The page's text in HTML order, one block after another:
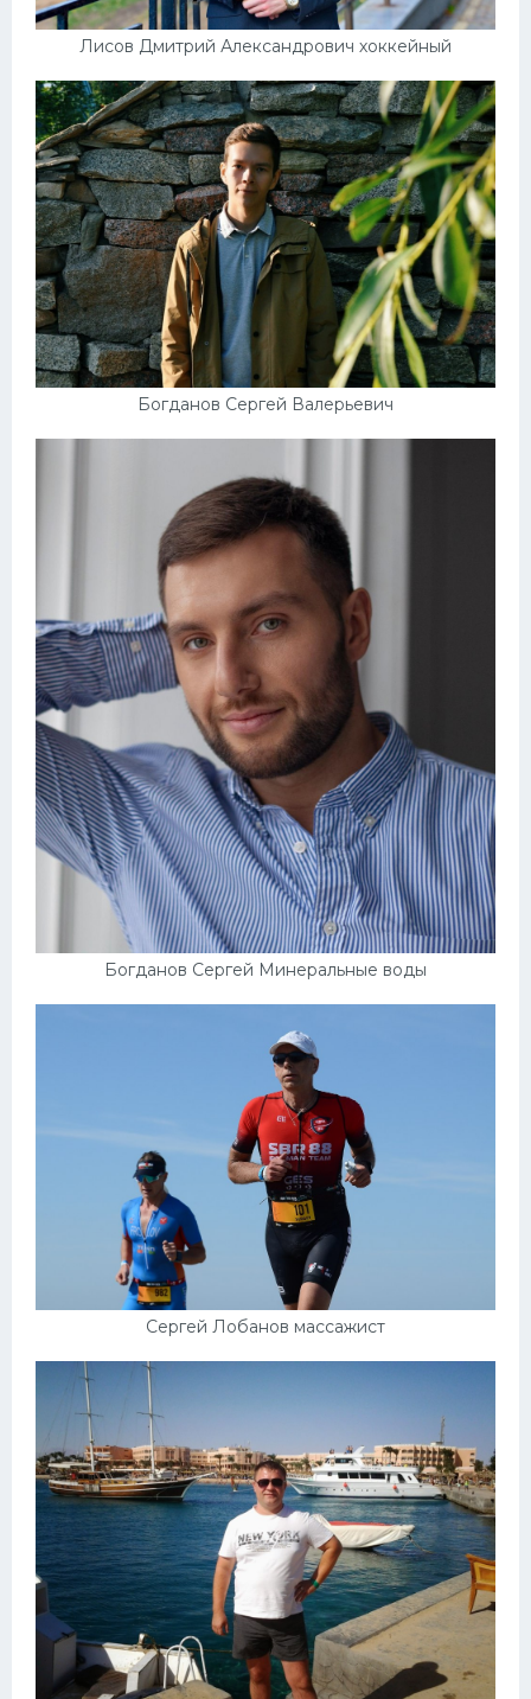
Лисов Дмитрий Александрович хоккейный
Богданов Сергей Валерьевич
Богданов Сергей Минеральные воды
Сергей Лобанов массажист